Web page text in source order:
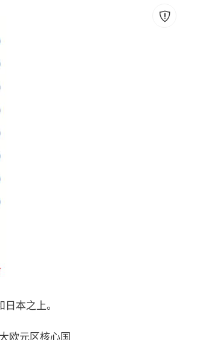
本之上。
欧元区核心国